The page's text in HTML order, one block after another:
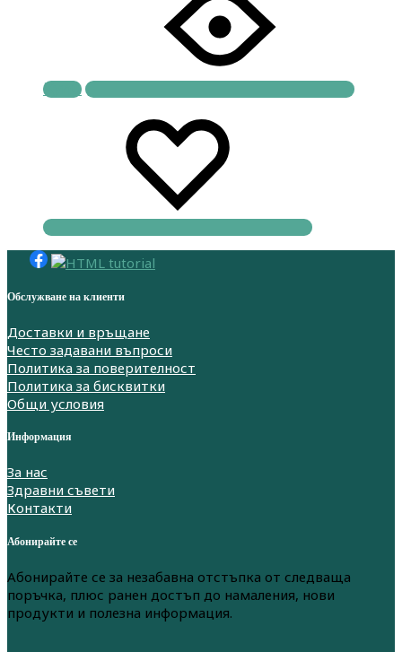
Купи
Обслужване на клиенти
Доставки и връщане
Често задавани въпроси
Политика за поверителност
Политика за бисквитки
Общи условия
Информация
За нас
Здравни съвети
Контакти
Абонирайте се
Абонирайте се за незабавна отстъпка от следваща
поръчка, плюс ранен достъп до намаления, нови
продукти и полезна информация.